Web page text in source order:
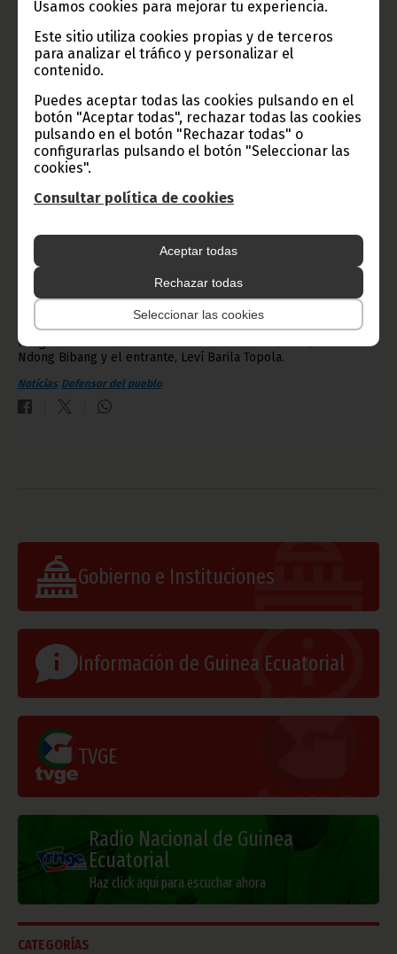
Usamos cookies para mejorar tu experiencia.
Este sitio utiliza cookies propias y de terceros
para analizar el tráfico y personalizar el
contenido.
Puedes aceptar todas las cookies pulsando en el
botón "Aceptar todas", rechazar todas las cookies
pulsando en el botón "Rechazar todas" o
configurarlas pulsando el botón "Seleccionar las
cookies".
Consultar política de cookies
Aceptar todas
Rechazar todas
Seleccionar las cookies
la Defensoría del Pueblo
marzo 22, 2023
El Defensor del Pueblo, Reginaldo Ejido Panades, ha presidido
el martes 21 de marzo, la entrega de despacho entre el
Director General saliente de la Oficina de Comunicación,
Imagen e Institucional de la Defensoría del Pueblo, Manuel
Ndong Bibang y el entrante, Leví Barila Topola.
Noticias Defensor del pueblo
Gobierno e Instituciones
Información de Guinea Ecuatorial
TVGE
Radio Nacional de Guinea
Ecuatorial
Haz click aquí para escuchar ahora
CATEGORÍAS